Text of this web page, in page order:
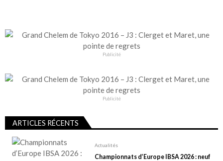
Publicité
Publicité
ARTICLES RÉCENTS
Actualités
Championnats d’Europe IBSA 2026 : neuf